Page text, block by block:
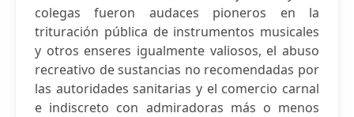
colegas fueron audaces pioneros en la
trituración pública de instrumentos musicales
y otros enseres igualmente valiosos, el abuso
recreativo de sustancias no recomendadas por
las autoridades sanitarias y el comercio carnal
e indiscreto con admiradoras más o menos